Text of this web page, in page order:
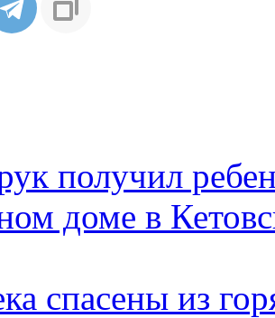
получил
доме в
спасены из